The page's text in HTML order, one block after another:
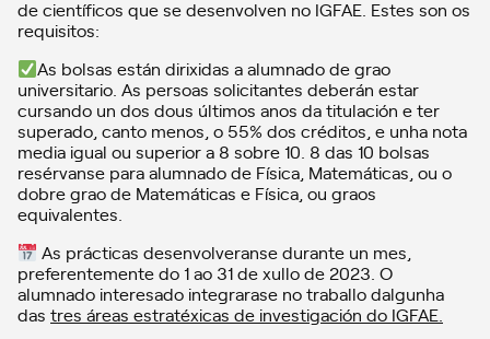
de científicos que se desenvolven no IGFAE. Estes son os
requisitos:
As bolsas están dirixidas a alumnado de grao
universitario. As persoas solicitantes deberán estar
cursando un dos dous últimos anos da titulación e ter
superado, canto menos, o 55% dos créditos, e unha nota
media igual ou superior a 8 sobre 10. 8 das 10 bolsas
resérvanse para alumnado de Física, Matemáticas, ou o
dobre grao de Matemáticas e Física, ou graos
equivalentes.
As prácticas desenvolveranse durante un mes,
preferentemente do 1 ao 31 de xullo de 2023. O
alumnado interesado integrarase no traballo dalgunha
das tres áreas estratéxicas de investigación do IGFAE.